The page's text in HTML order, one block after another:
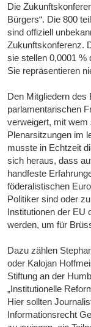
Die
Bürgers“. Die 800
sind offiziell
Zukunftskonferenz.
sie stellen 0,0001 %
Sie repräsentieren
Den Mitgliedern
parlamentarischen
verweigert, mit wem
Plenarsitzungen im
musste in Echtzeit
sich heraus, dass
handfeste
föderalistischen
Politiker sind oder
Institutionen der EU
werden, um für
Dazu zählen
oder Kalojan
Stiftung an der
„Institutionelle
Hier sollten
Informationsrecht